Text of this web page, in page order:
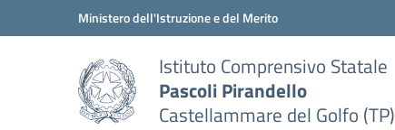
Vai ai contenuti
Vai al menu di navigazioneMinistero dell'Istruzione e del Merito
Istituto Comprensivo Statale
Pascoli Pirandello
Castellammare del Golfo (TP)